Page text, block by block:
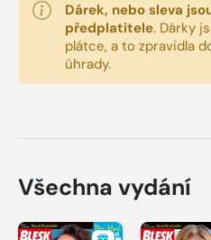
Dárek, nebo sleva
předplatitele. Dárky
plátce, a to zpravidla
úhrady.
Všechna vydání